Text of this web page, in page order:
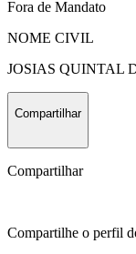
Fora de Mandato
NOME CIVIL
JOSIAS QUINTAL
Compartilhar
Compartilhar
Compartilhe o perfil